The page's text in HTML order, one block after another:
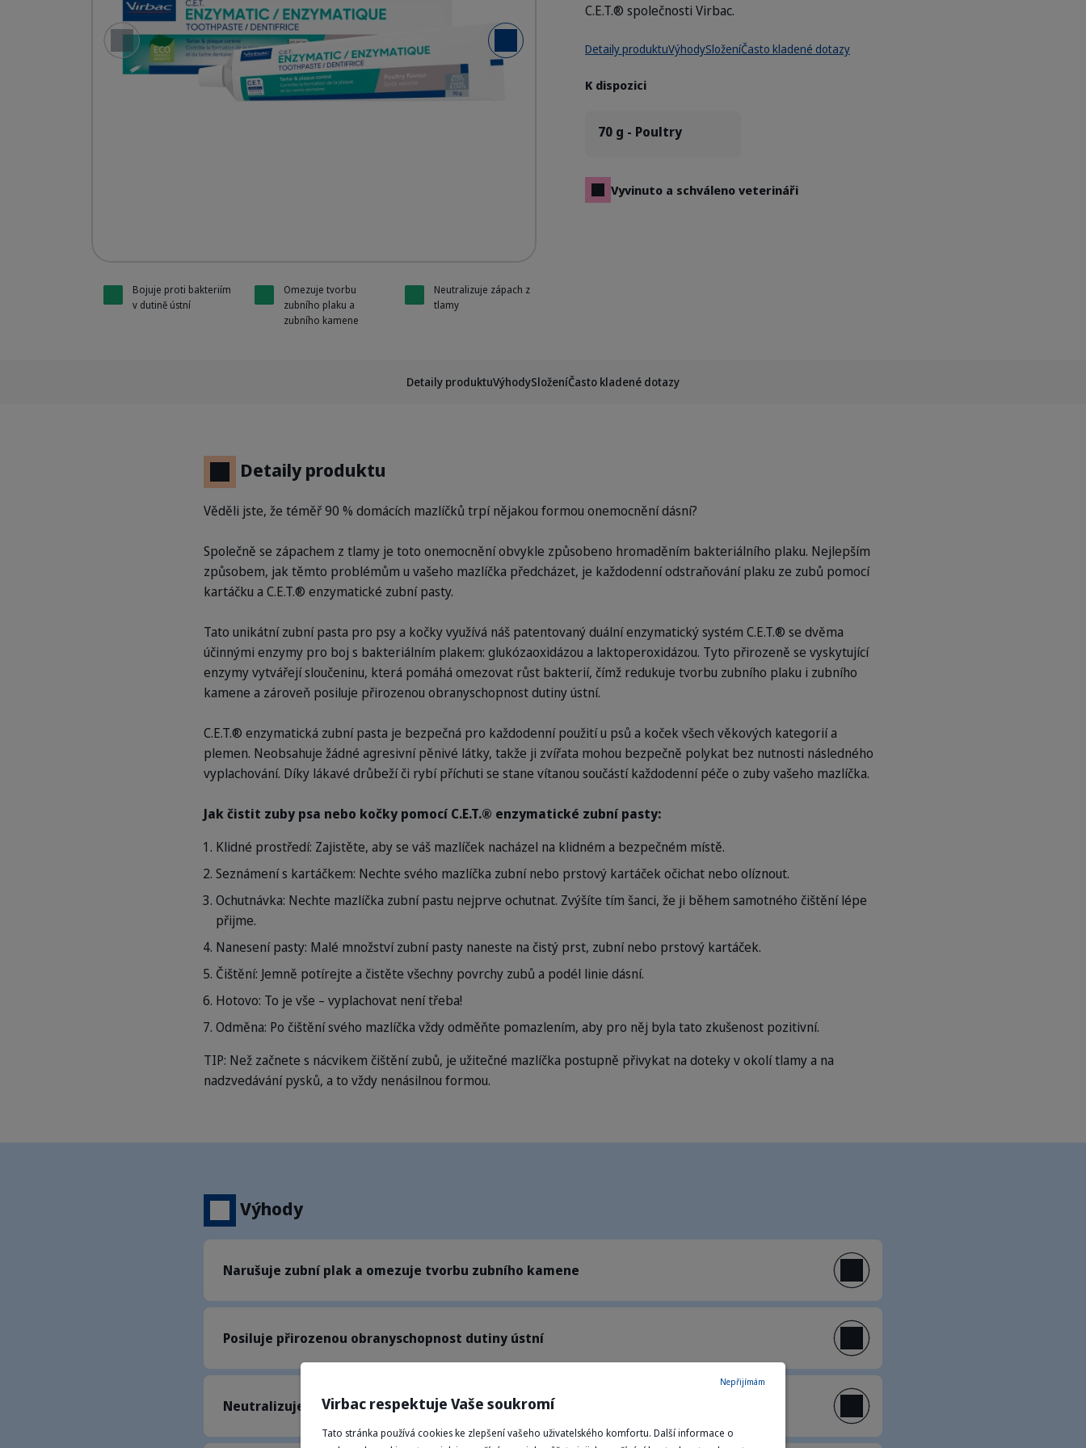
Předchozí snímek Další snímek
CET toothpaste
CET toothpaste
CET toothpaste
Bojuje proti bakteriím
v dutině ústní
Omezuje tvorbu
zubního plaku a
zubního kamene
Neutralizuje zápach z
tlamy
C.E.T.® společnosti Virbac.
Detaily produktuVýhodySloženíČasto kladené dotazy
K dispozici
70 g - Poultry
Vyvinuto a schváleno veterináři
Detaily produktuVýhodySloženíČasto kladené dotazy
Detaily produktu
Věděli jste, že téměř 90 % domácích mazlíčků trpí nějakou formou onemocnění dásní?
Společně se zápachem z tlamy je toto onemocnění obvykle způsobeno hromaděním bakteriálního plaku. Nejlepším
způsobem, jak těmto problémům u vašeho mazlíčka předcházet, je každodenní odstraňování plaku ze zubů pomocí
kartáčku a C.E.T.® enzymatické zubní pasty.
Tato unikátní zubní pasta pro psy a kočky využívá náš patentovaný duální enzymatický systém C.E.T.® se dvěma
účinnými enzymy pro boj s bakteriálním plakem: glukózaoxidázou a laktoperoxidázou. Tyto přirozeně se vyskytující
enzymy vytvářejí sloučeninu, která pomáhá omezovat růst bakterií, čímž redukuje tvorbu zubního plaku i zubního
kamene a zároveň posiluje přirozenou obranyschopnost dutiny ústní.
C.E.T.® enzymatická zubní pasta je bezpečná pro každodenní použití u psů a koček všech věkových kategorií a
plemen. Neobsahuje žádné agresivní pěnivé látky, takže ji zvířata mohou bezpečně polykat bez nutnosti následného
vyplachování. Díky lákavé drůbeží či rybí příchuti se stane vítanou součástí každodenní péče o zuby vašeho mazlíčka.
Jak čistit zuby psa nebo kočky pomocí C.E.T.® enzymatické zubní pasty:
Klidné prostředí: Zajistěte, aby se váš mazlíček nacházel na klidném a bezpečném místě.
Seznámení s kartáčkem: Nechte svého mazlíčka zubní nebo prstový kartáček očichat nebo olíznout.
Ochutnávka: Nechte mazlíčka zubní pastu nejprve ochutnat. Zvýšíte tím šanci, že ji během samotného čištění lépe
přijme.
Nanesení pasty: Malé množství zubní pasty naneste na čistý prst, zubní nebo prstový kartáček.
Čištění: Jemně potírejte a čistěte všechny povrchy zubů a podél linie dásní.
Hotovo: To je vše – vyplachovat není třeba!
Odměna: Po čištění svého mazlíčka vždy odměňte pomazlením, aby pro něj byla tato zkušenost pozitivní.
TIP: Než začnete s nácvikem čištění zubů, je užitečné mazlíčka postupně přivykat na doteky v okolí tlamy a na
nadzvedávání pysků, a to vždy nenásilnou formou.
Výhody
Narušuje zubní plak a omezuje tvorbu zubního kamene
Posiluje přirozenou obranyschopnost dutiny ústní
Neutralizuje zápach z tlamyVirbac respektuje Vaše soukromí
Tato stránka používá cookies ke zlepšení vašeho uživatelského komfortu. Další informace o
Nepřijímám